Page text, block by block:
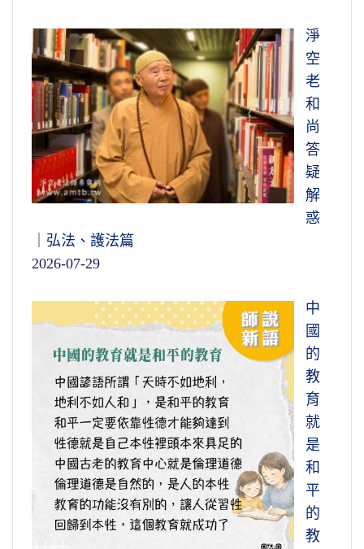
淨
空
老
和
尚
答
疑
解
惑
｜弘法、護法篇
2026-07-29
中
國
的
教
育
就
是
和
平
的
教